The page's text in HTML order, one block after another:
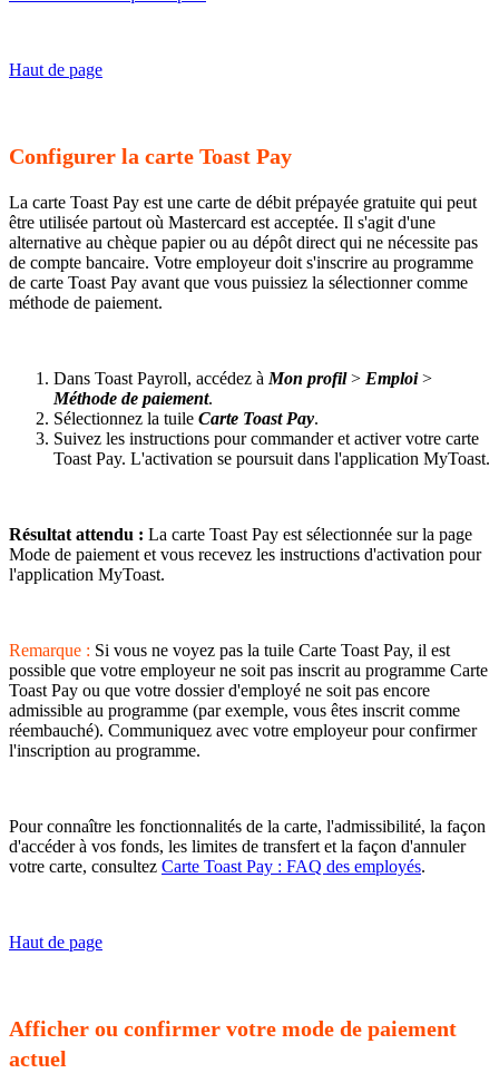
Haut de page
Configurer la carte Toast Pay
La carte Toast Pay est une carte de débit prépayée gratuite qui peut
être utilisée partout où Mastercard est acceptée. Il s'agit d'une
alternative au chèque papier ou au dépôt direct qui ne nécessite pas
de compte bancaire. Votre employeur doit s'inscrire au programme
de carte Toast Pay avant que vous puissiez la sélectionner comme
méthode de paiement.
Dans Toast Payroll, accédez à Mon profil> Emploi>
Méthode de paiement.
Sélectionnez la tuile Carte Toast Pay.
Suivez les instructions pour commander et activer votre carte
Toast Pay. L'activation se poursuit dans l'application MyToast.
Résultat attendu : La carte Toast Pay est sélectionnée sur la page
Mode de paiement et vous recevez les instructions d'activation pour
l'application MyToast.
Remarque : Si vous ne voyez pas la tuile Carte Toast Pay, il est
possible que votre employeur ne soit pas inscrit au programme Carte
Toast Pay ou que votre dossier d'employé ne soit pas encore
admissible au programme (par exemple, vous êtes inscrit comme
réembauché). Communiquez avec votre employeur pour confirmer
l'inscription au programme.
Pour connaître les fonctionnalités de la carte, l'admissibilité, la façon
d'accéder à vos fonds, les limites de transfert et la façon d'annuler
votre carte, consultez Carte Toast Pay : FAQ des employés.
Haut de page
Afficher ou confirmer votre mode de paiement
actuel